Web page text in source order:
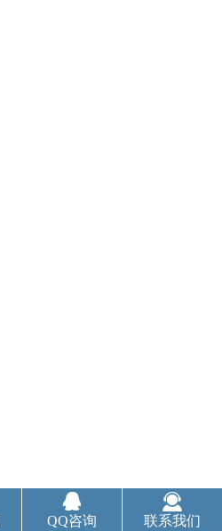

QQ咨询

联系我们